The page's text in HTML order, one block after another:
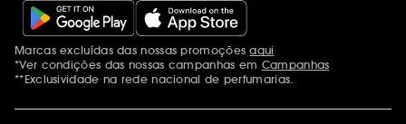
Menções adicionais
Marcas excluídas das nossas promoçõesaqui
*Ver condições das nossas campanhas em Campanhas
**Exclusividade na rede nacional de perfumarias.